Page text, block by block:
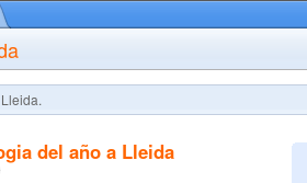
del año a Lleida